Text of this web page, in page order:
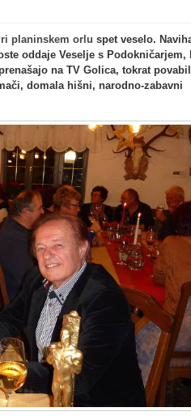
planinskem orlu spet veselo.
oddaje Veselje s Podokničarjem,
na TV Golica, tokrat povabil
domala hišni, narodno-zabavni